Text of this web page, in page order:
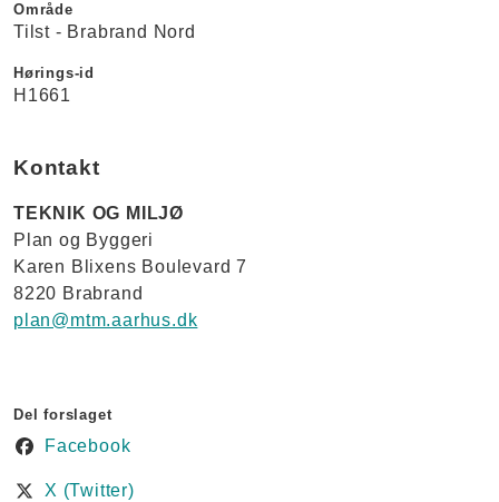
Område
Tilst - Brabrand Nord
Hørings-id
H1661
Kontakt
TEKNIK OG MILJØ
Plan og Byggeri
Karen Blixens Boulevard 7
8220 Brabrand
plan@mtm.aarhus.dk
Del forslaget
Facebook
X (Twitter)